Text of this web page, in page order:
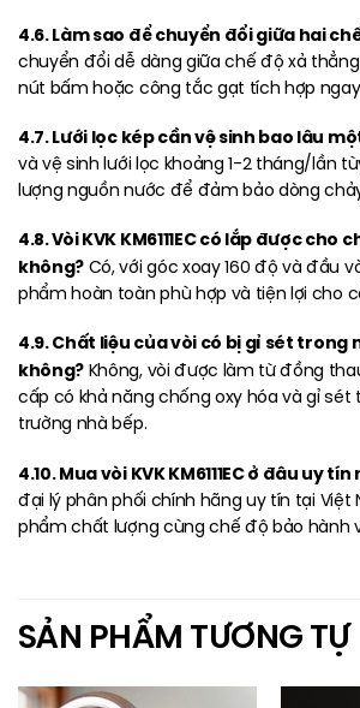
4.6. Làm sao để chuyển đổi giữa hai
chuyển đổi dễ dàng giữa chế độ xả
nút bấm hoặc công tắc gạt tích hợp
4.7. Lưới lọc kép cần vệ sinh bao lâu
và vệ sinh lưới lọc khoảng 1-2 tháng/lần
lượng nguồn nước để đảm bảo dòng
4.8. Vòi KVK KM6111EC có lắp được
không?Có, với góc xoay 160 độ và đầu
phẩm hoàn toàn phù hợp và tiện lợi cho
4.9. Chất liệu của vòi có bị gỉ sét
không?Không, vòi được làm từ đồng
cấp có khả năng chống oxy hóa và gỉ
trường nhà bếp.
4.10. Mua vòi KVK KM6111EC ở đâu uy
đại lý phân phối chính hãng uy tín tại Việt
phẩm chất lượng cùng chế độ bảo hành
SẢN PHẨM TƯƠNG TỰ